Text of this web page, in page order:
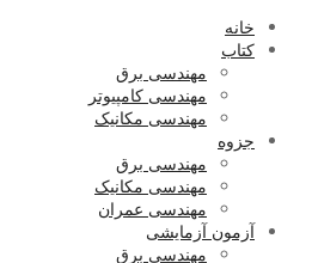
خانه
کتاب
مهندسی برق
مهندسی کامپیوتر
مهندسی مکانیک
جزوه
مهندسی برق
مهندسی مکانیک
مهندسی عمران
آزمون آزمایشی
مهندسی برق